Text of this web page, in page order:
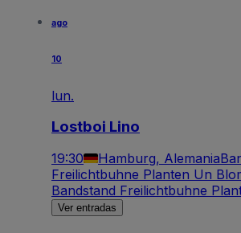
ago
10
lun.
Lostboi Lino
19:30 Hamburg, Alemania
Freilichtbuhne Planten Un
Bandstand Freilichtbuhne
Ver entradas